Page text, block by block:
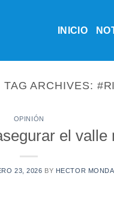
INICIO
TAG ARCHIVES:
OPINIÓN
el valle
23, 2026 BY HECTOR